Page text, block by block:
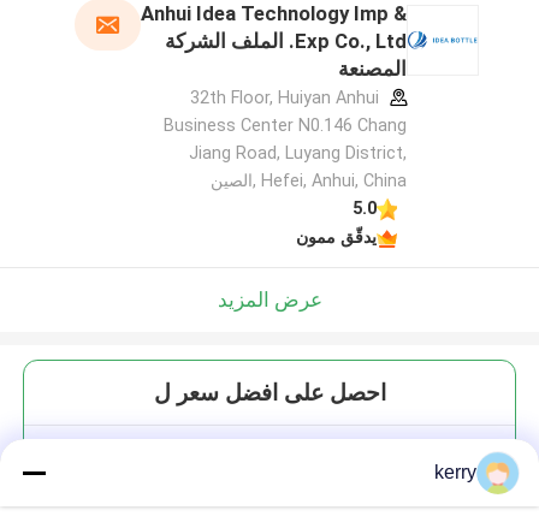
Anhui Idea Technology Imp &
Exp Co., Ltd. الملف الشركة
المصنعة
32th Floor, Huiyan Anhui
Business Center N0.146 Chang
Jiang Road, Luyang District,
Hefei, Anhui, China ,الصين
5.0
يدقّق ممون
عرض المزيد
احصل على افضل سعر ل
kerry